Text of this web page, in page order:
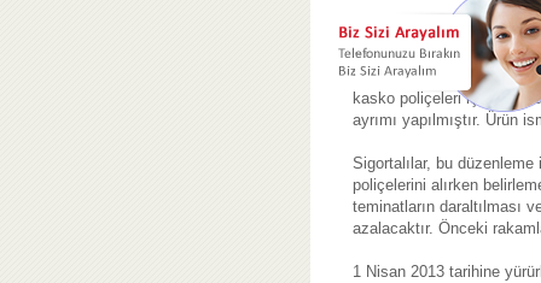
Satın alınan sigorta
karşılaştırma
kasko poliçeleri için Dar
ayrımı yapılmıştır. Ürün
Sigortalılar, bu
poliçelerini alırken
teminatların daraltılması
azalacaktır. Önceki
1 Nisan 2013 tarihine